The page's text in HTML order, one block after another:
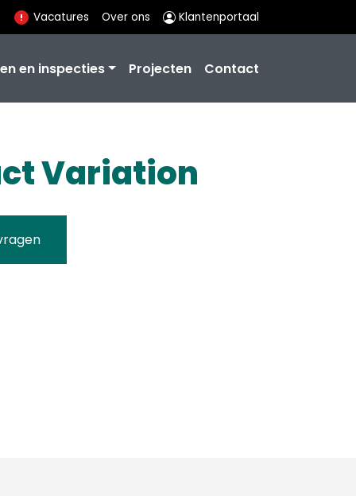
Vacatures Over ons Klantenportaal
en inspecties Projecten Contact
Variation